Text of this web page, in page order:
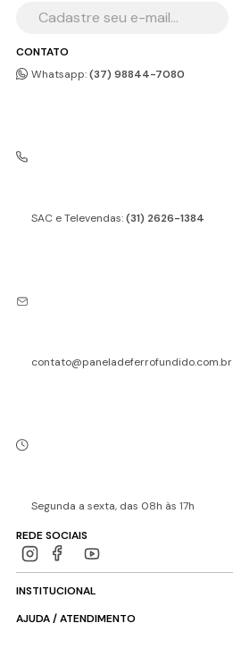
CONTATO
Whatsapp:(37) 98844-7080
SAC e Televendas:(31) 2626-1384
contato@paneladeferrofundido.com.br
Segunda a sexta, das 08h às 17h
REDE SOCIAIS
INSTITUCIONAL
AJUDA / ATENDIMENTO